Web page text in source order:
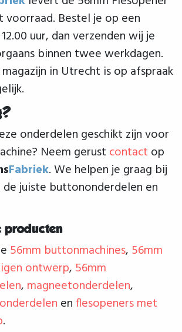
voorraad. Bestel je op een
uur, dan verzenden wij je
binnen twee werkdagen.
in Utrecht is op afspraak
onderdelen geschikt zijn voor
Neem gerust contact op
Fabriek. We helpen je graag bij
de juiste buttononderdelen en
producten
56mm buttonmachines, 56mm
ontwerp, 56mm
, magneetonderdelen,
enflesopeners met
.